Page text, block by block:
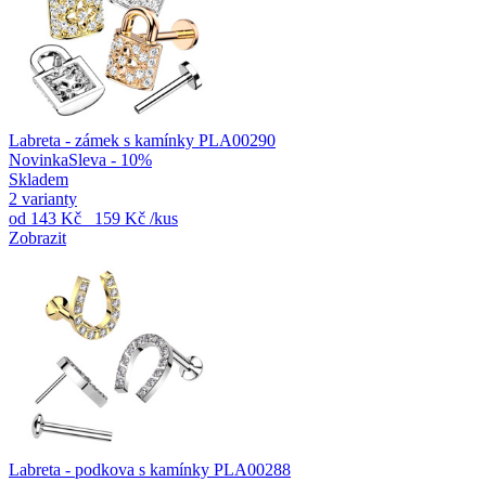
Labreta - zámek s kamínky PLA00290
NovinkaSleva - 10%
Skladem
2 varianty
od 143 Kč 159 Kč /kus
Zobrazit
Labreta - podkova s kamínky PLA00288